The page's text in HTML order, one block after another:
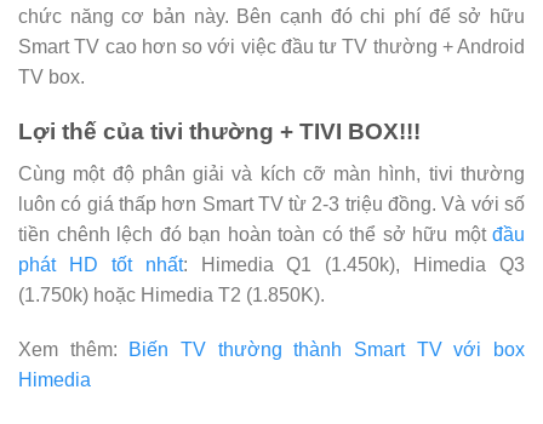
chức năng cơ bản này. Bên cạnh đó chi phí để sở hữu
Smart TV cao hơn so với việc đầu tư TV thường + Android
TV box.
Lợi thế của tivi thường + TIVI BOX!!!
Cùng một độ phân giải và kích cỡ màn hình, tivi thường
luôn có giá thấp hơn Smart TV từ 2-3 triệu đồng. Và với số
tiền chênh lệch đó bạn hoàn toàn có thể sở hữu một đầu
phát HD tốt nhất: Himedia Q1 (1.450k), Himedia Q3
(1.750k) hoặc Himedia T2 (1.850K).
Xem thêm: Biến TV thường thành Smart TV với box
Himedia